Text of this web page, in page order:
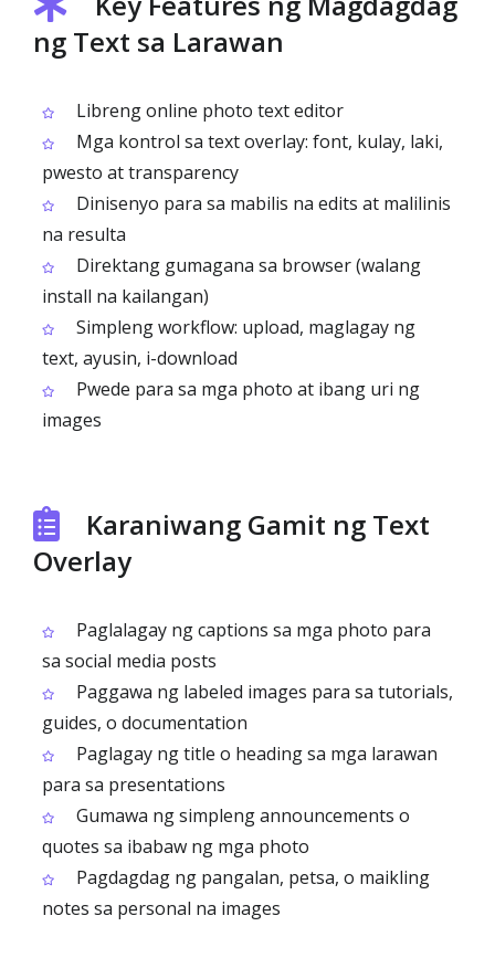
ng Text sa Larawan
Libreng online photo text editor
Mga kontrol sa text overlay: font, kulay, laki,
pwesto at transparency
Dinisenyo para sa mabilis na edits at malilinis
na resulta
Direktang gumagana sa browser (walang
install na kailangan)
Simpleng workflow: upload, maglagay ng
text, ayusin, i-download
Pwede para sa mga photo at ibang uri ng
images
Karaniwang Gamit ng Text
Overlay
Paglalagay ng captions sa mga photo para
sa social media posts
Paggawa ng labeled images para sa tutorials,
guides, o documentation
Paglagay ng title o heading sa mga larawan
para sa presentations
Gumawa ng simpleng announcements o
quotes sa ibabaw ng mga photo
Pagdagdag ng pangalan, petsa, o maikling
notes sa personal na images